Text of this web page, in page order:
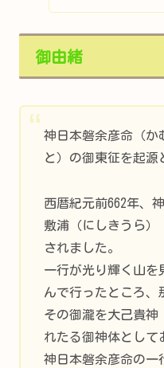
御由緒
神日本磐余彦命（か
と）の御東征を起源
西暦紀元前662年、
敷浦（にしきうら）
されました。
一行が光り輝く山を
んで行ったところ、
その御瀧を大己貴神
れたる御神体として
神日本磐余彦命の一